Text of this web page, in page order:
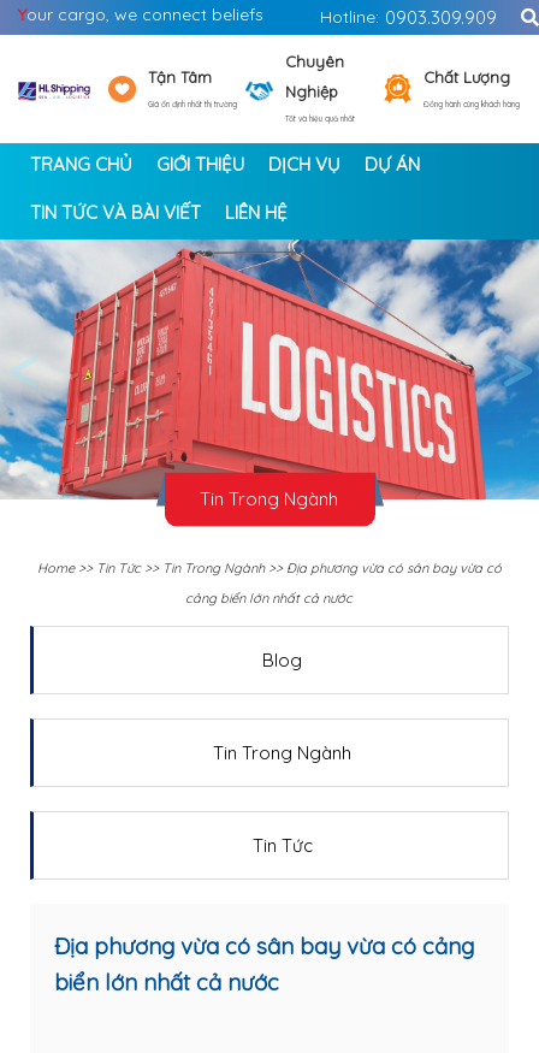
Your cargo, we connect beliefs Hotline: 0903.309.909
Tận Tâm
Giá ổn định nhất thị trường
Chuyên
Nghiệp
Tốt và hiệu quả nhất
Chất Lượng
Đồng hành cùng khách hàng
TRANG CHỦ GIỚI THIỆU DỊCH VỤ DỰ ÁN
TIN TỨC VÀ BÀI VIẾT LIÊN HỆ
< >
Tin Trong Ngành
Home>> Tin Tức>> Tin Trong Ngành>> Địa phương vừa có sân bay vừa có
cảng biển lớn nhất cả nước
Blog
Tin Trong Ngành
Tin Tức
Địa phương vừa có sân bay vừa có cảng
biển lớn nhất cả nước